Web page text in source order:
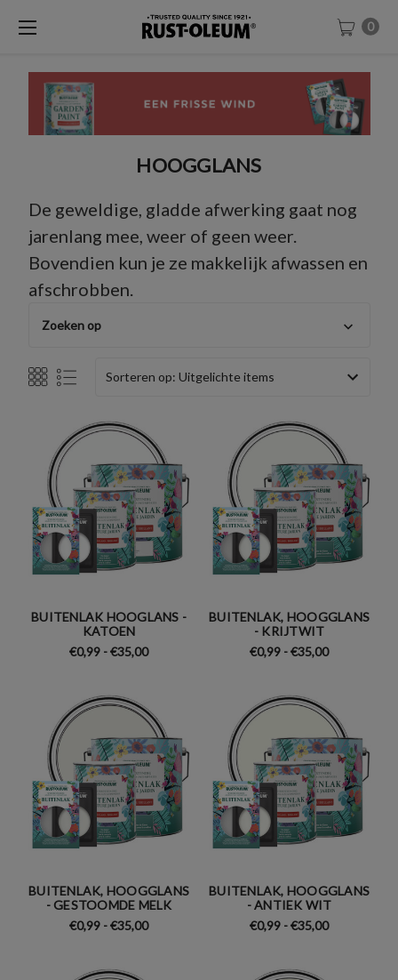
0
HOOGGLANS
De geweldige, gladde afwerking gaat nog
jarenlang mee, weer of geen weer.
Bovendien kun je ze makkelijk afwassen en
afschrobben.
Zoeken op
Sorteren op:
BUITENLAK HOOGLANS -
KATOEN
€0,99 - €35,00
BUITENLAK, HOOGGLANS
- KRIJTWIT
€0,99 - €35,00
BUITENLAK, HOOGGLANS
- GESTOOMDE MELK
€0,99 - €35,00
BUITENLAK, HOOGGLANS
- ANTIEK WIT
€0,99 - €35,00